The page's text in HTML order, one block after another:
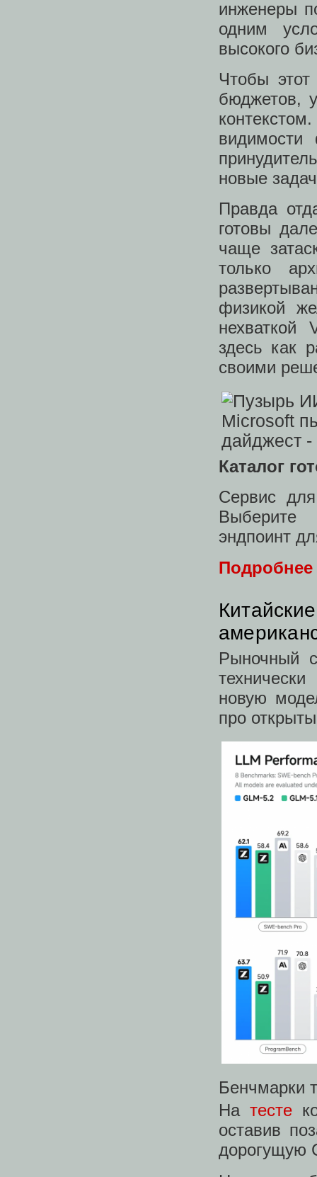
инженеры
одним
высокого
Чтобы
бюджетов,
видимости
новые
Правда
готовы
чаще
только
физикой
здесь как
своими
Каталог
Сервис
Выберите
эндпоинт
Рыночный
новую
про
Бенчмарки
На тесте
оставив
дорогущую